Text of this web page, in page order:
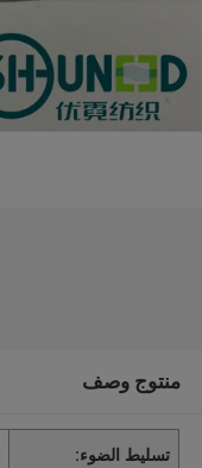
منتوج وصف
تسليط الضوء: